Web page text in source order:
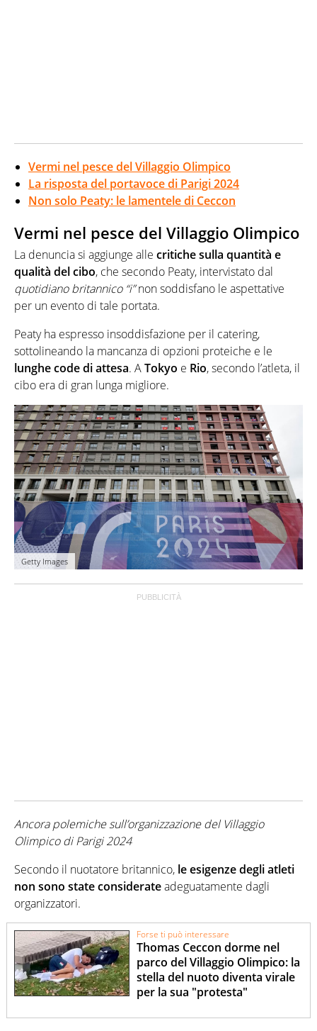
Vermi nel pesce del Villaggio Olimpico
La risposta del portavoce di Parigi 2024
Non solo Peaty: le lamentele di Ceccon
Vermi nel pesce del Villaggio Olimpico
La denuncia si aggiunge alle critiche sulla quantità e
qualità del cibo, che secondo Peaty, intervistato dal
quotidiano britannico “i”non soddisfano le aspettative
per un evento di tale portata.
Peaty ha espresso insoddisfazione per il catering,
sottolineando la mancanza di opzioni proteiche e le
lunghe code di attesa. ATokyo e Rio, secondo l’atleta, il
cibo era di gran lunga migliore.
Getty Images
Ancora polemiche sull’organizzazione del Villaggio
Olimpico di Parigi 2024
Secondo il nuotatore britannico, le esigenze degli atleti
non sono state considerateadeguatamente dagli
organizzatori.
Forse ti può interessare
Thomas Ceccon dorme nel
parco del Villaggio Olimpico: la
stella del nuoto diventa virale
per la sua "protesta"